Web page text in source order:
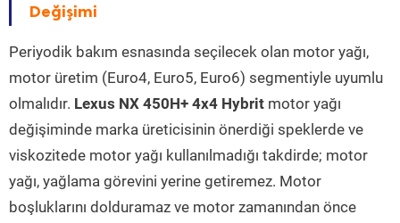
Değişimi
Periyodik bakım esnasında seçilecek olan motor yağı,
motor üretim (Euro4, Euro5, Euro6) segmentiyle uyumlu
olmalıdır. Lexus NX 450H+ 4x4 Hybrit motor yağı
değişiminde marka üreticisinin önerdiği speklerde ve
viskozitede motor yağı kullanılmadığı takdirde; motor
yağı, yağlama görevini yerine getiremez. Motor
boşluklarını dolduramaz ve motor zamanından önce